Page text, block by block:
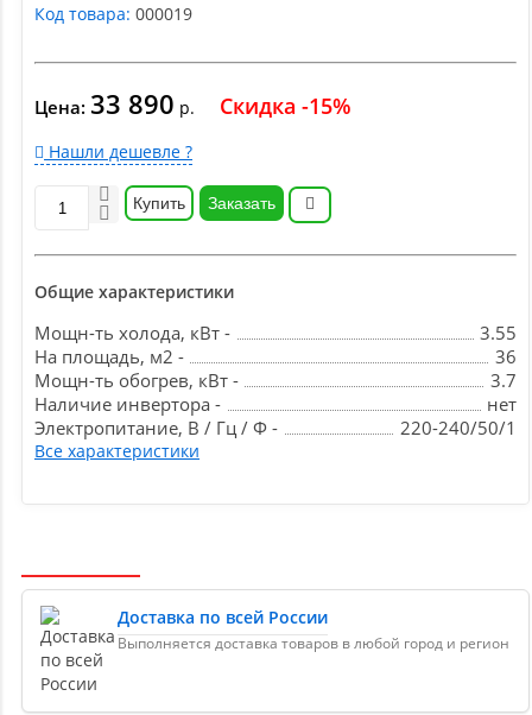
Код товара: 000019
Цена: 33 890 р. Скидка -15%
Нашли дешевле ?
Купить Заказать
Общие характеристики
Мощн-ть холода, кВт -
3.55
На площадь, м2 -
36
Мощн-ть обогрев, кВт -
3.7
Наличие инвертора -
нет
Электропитание, В / Гц / Ф -
220-240/50/1
Все характеристики
Доставка по всей России
Выполняется доставка товаров в любой город и регион